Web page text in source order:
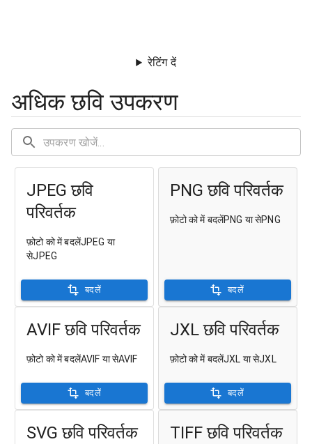
रेटिंग दें
अधिक छवि उपकरण
JPEG छवि
परिवर्तक
फ़ोटो को में बदलेंJPEG या
सेJPEG
बदलें
PNG छवि परिवर्तक
फ़ोटो को में बदलेंPNG या सेPNG
बदलें
AVIF छवि परिवर्तक
फ़ोटो को में बदलेंAVIF या सेAVIF
बदलें
JXL छवि परिवर्तक
फ़ोटो को में बदलेंJXL या सेJXL
बदलें
SVG छवि परिवर्तक TIFF छवि परिवर्तक